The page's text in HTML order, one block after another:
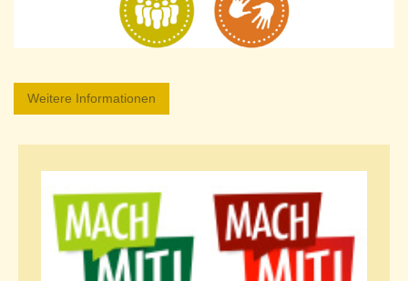
Weitere Informationen